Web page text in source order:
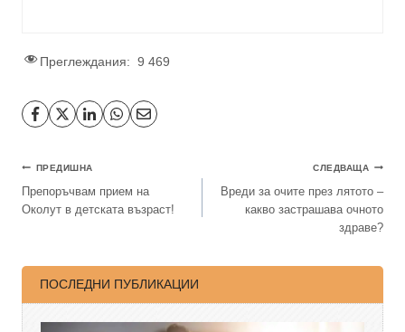
Преглеждания: 9 469
ПРЕДИШНА
Препоръчвам прием на
Околут в детската възраст!
СЛЕДВАЩА
Вреди за очите през лятото –
какво застрашава очното
здраве?
ПОСЛЕДНИ ПУБЛИКАЦИИ